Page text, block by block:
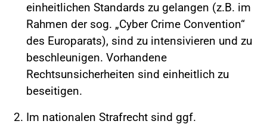
einheitlichen Standards zu gelangen (z.B. im
Rahmen der sog. „Cyber Crime Convention“
des Europarats), sind zu intensivieren und zu
beschleunigen. Vorhandene
Rechtsunsicherheiten sind einheitlich zu
beseitigen.
Im nationalen Strafrecht sind ggf.